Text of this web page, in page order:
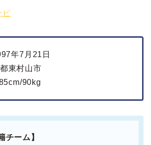
ビ
年7月21日
東村山市
90kg
チーム】